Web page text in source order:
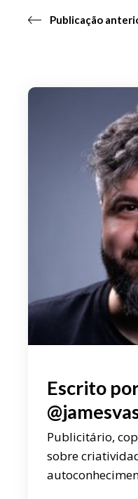
Publicação
Escrito
Publicitário,
sobre